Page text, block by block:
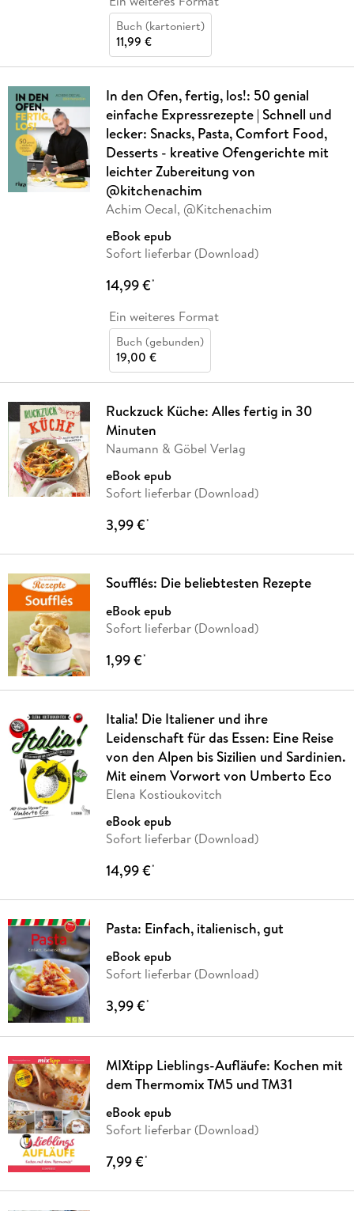
Buch (kartoniert)
11,99 €
In den Ofen, fertig, los!: 50 genial
einfache Expressrezepte | Schnell und
lecker: Snacks, Pasta, Comfort Food,
Desserts - kreative Ofengerichte mit
leichter Zubereitung von
@kitchenachim
Achim Oecal, @Kitchenachim
eBook epub
Sofort lieferbar (Download)
14,99 €*
Ein weiteres Format
Buch (gebunden)
19,00 €
Ruckzuck Küche: Alles fertig in 30
Minuten
Naumann & Göbel Verlag
eBook epub
Sofort lieferbar (Download)
3,99 €*
Soufflés: Die beliebtesten Rezepte
eBook epub
Sofort lieferbar (Download)
1,99 €*
Italia! Die Italiener und ihre
Leidenschaft für das Essen: Eine Reise
von den Alpen bis Sizilien und Sardinien.
Mit einem Vorwort von Umberto Eco
Elena Kostioukovitch
eBook epub
Sofort lieferbar (Download)
14,99 €*
Pasta: Einfach, italienisch, gut
eBook epub
Sofort lieferbar (Download)
3,99 €*
MIXtipp Lieblings-Aufläufe: Kochen mit
dem Thermomix TM5 und TM31
eBook epub
Sofort lieferbar (Download)
7,99 €*